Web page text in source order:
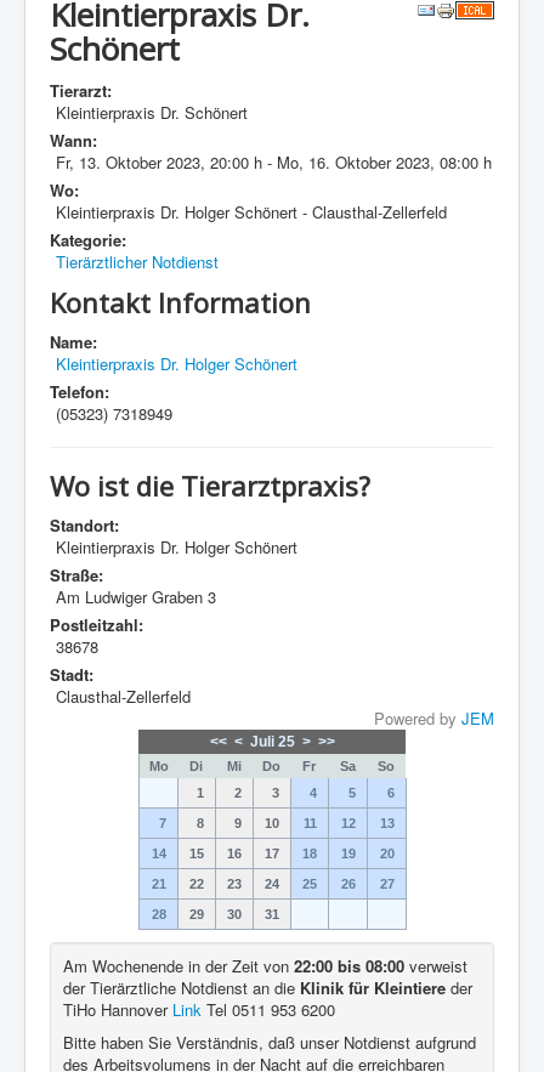
Kleintierpraxis Dr.
Schönert
Tierarzt:
Kleintierpraxis Dr. Schönert
Wann:
Fr, 13. Oktober 2023, 20:00 h - Mo, 16. Oktober 2023, 08:00 h
Wo:
Kleintierpraxis Dr. Holger Schönert - Clausthal-Zellerfeld
Kategorie:
Tierärztlicher Notdienst
Kontakt Information
Name:
Kleintierpraxis Dr. Holger Schönert
Telefon:
(05323) 7318949
Wo ist die Tierarztpraxis?
Standort:
Kleintierpraxis Dr. Holger Schönert
Straße:
Am Ludwiger Graben 3
Postleitzahl:
38678
Stadt:
Clausthal-Zellerfeld
Powered by JEM
<< < Juli 25 > >>
Mo Di Mi Do Fr Sa
So
1
2 3 4 5 6
7 8 9 10 11 12 13
14 15 16 17 18 19 20
21 22 23 24 25 26 27
28 29 30 31
Am Wochenende in der Zeit von 22:00 bis 08:00 verweist
der Tierärztliche Notdienst an die Klinik für Kleintiere der
TiHo Hannover Link Tel 0511 953 6200
Bitte haben Sie Verständnis, daß unser Notdienst aufgrund
des Arbeitsvolumens in der Nacht auf die erreichbaren